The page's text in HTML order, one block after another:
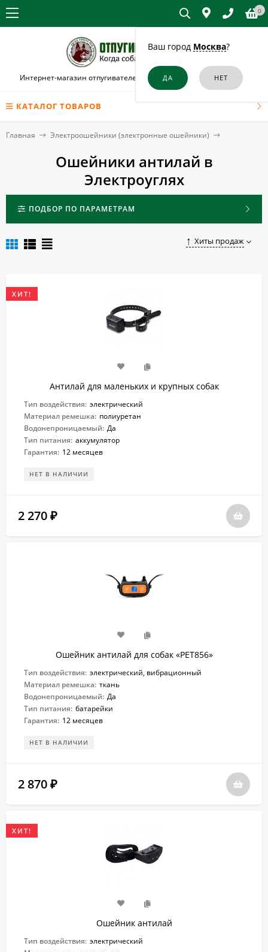
Ваш город Москва?
0
Интернет-магазин отпугивателей собак и кошек в Электроуглях
КАТАЛОГ ТОВАРОВ
Главная Электроошейники (электронные ошейники)
Ошейники антилай в
Электроуглях
ПОДБОР ПО ПАРАМЕТРАМ
Хиты продаж
ХИТ!
Антилай для маленьких и крупных собак
Тип воздействия: электрический
Материал ремешка: полиуретан
Водонепроницаемый: Да
Тип питания: аккумулятор
Гарантия: 12 месяцев
НЕТ В НАЛИЧИИ
2 270 ₽
Ошейник антилай для собак «PET856»
Тип воздействия: электрический, вибрационный
Материал ремешка: ткань
Водонепроницаемый: Да
Тип питания: батарейки
Гарантия: 12 месяцев
НЕТ В НАЛИЧИИ
2 870 ₽
ХИТ!
Ошейник антилай
Тип воздействия: электрический